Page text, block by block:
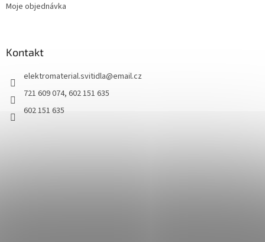
Moje objednávka
Kontakt
elektromaterial.svitidla@email.cz
721 609 074, 602 151 635
602 151 635